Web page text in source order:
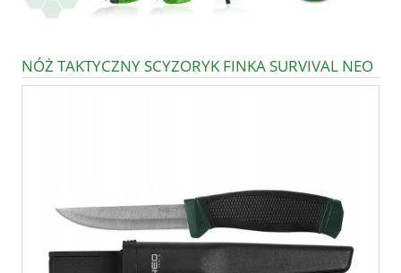
NÓŻ TAKTYCZNY SCYZORYK FINKA SURVIVAL NEO